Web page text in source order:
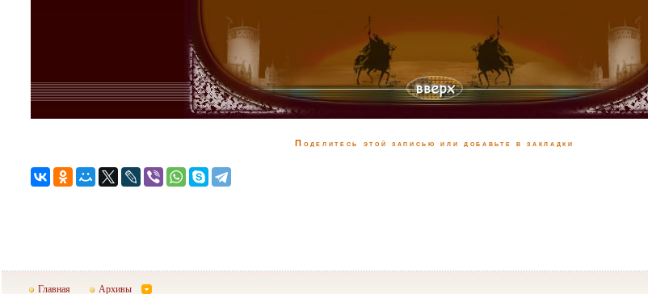
Поделитесь этой записью или добавьте в закладки
Главная Архивы